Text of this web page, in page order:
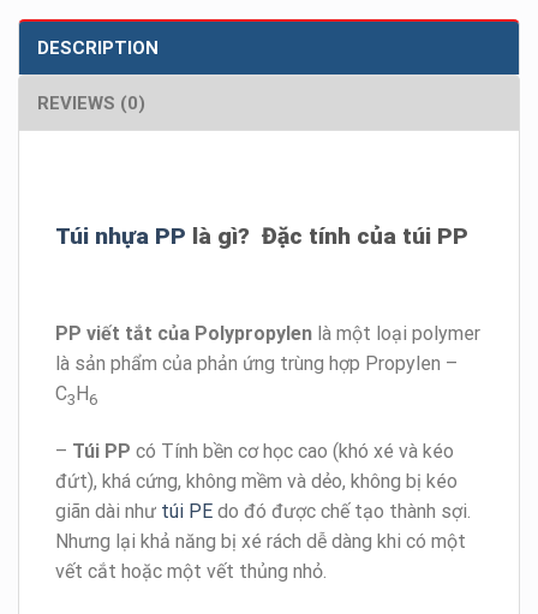
DESCRIPTION
REVIEWS (0)
Túi nhựa PP là gì? Đặc tính của túi PP
PP viết tắt của Polypropylen là một loại polymer
là sản phẩm của phản ứng trùng hợp Propylen –
C3H6
– Túi PP có Tính bền cơ học cao (khó xé và kéo
đứt), khá cứng, không mềm và dẻo, không bị kéo
giãn dài như túi PE do đó được chế tạo thành sợi.
Nhưng lại khả năng bị xé rách dễ dàng khi có một
vết cắt hoặc một vết thủng nhỏ.